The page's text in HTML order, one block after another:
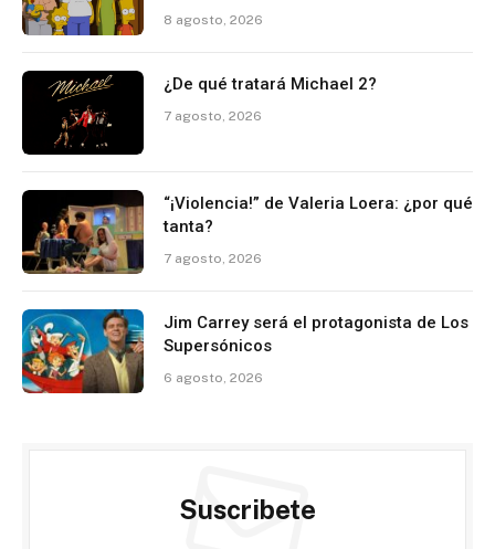
8 agosto, 2026
¿De qué tratará Michael 2?
7 agosto, 2026
“¡Violencia!” de Valeria Loera: ¿por qué
tanta?
7 agosto, 2026
Jim Carrey será el protagonista de Los
Supersónicos
6 agosto, 2026
Suscribete